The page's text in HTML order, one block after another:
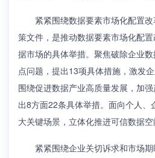
紧紧围绕数据要素市场化配置
策文件，是推动数据要素市场化配
据市场的具体举措。聚焦破除企业
点问题，提出13项具体措施，激发
围绕促进数据产业高质量发展，加
出8方面22条具体举措。面向个人、
大关键场景，立体化推进可信数据空
紧紧围绕企业关切诉求和市场